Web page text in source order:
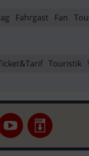
Fahrgast Fan
Touristik